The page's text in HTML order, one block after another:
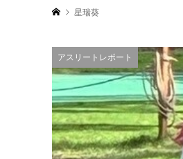
星瑞葵
アスリートレポート